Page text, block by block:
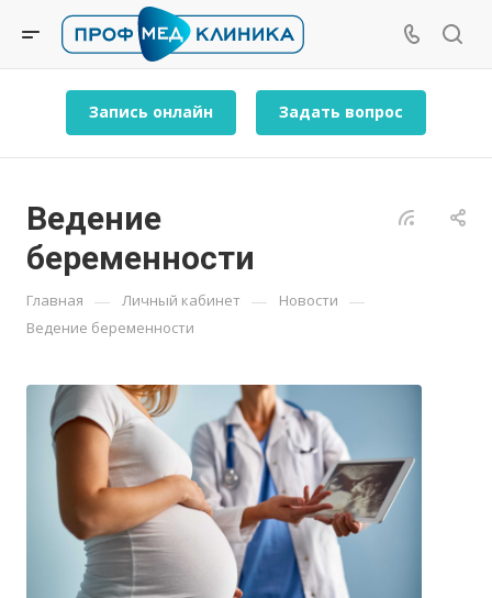
Запись онлайн Задать вопрос
Ведение
беременности
Главная — Личный кабинет — Новости —
Ведение беременности